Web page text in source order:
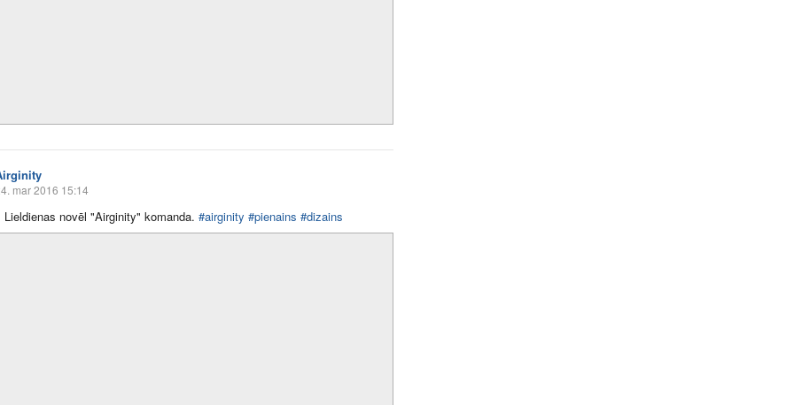
mar 2016 15:14
Lieldienas novēl "Airginity" komanda. #airginity #pienains #dizains